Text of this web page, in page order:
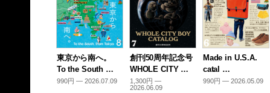
東京から南へ。
To the South …
990円 — 2026.07.09
創刊50周年記念号
WHOLE CITY …
1,300円 —
2026.06.09
Made in U.S.A.
catal …
990円 — 2026.05.09